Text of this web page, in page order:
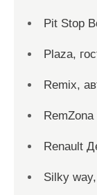
Pit Stop
Plaza,
Remix,
RemZona
Renault
Silky